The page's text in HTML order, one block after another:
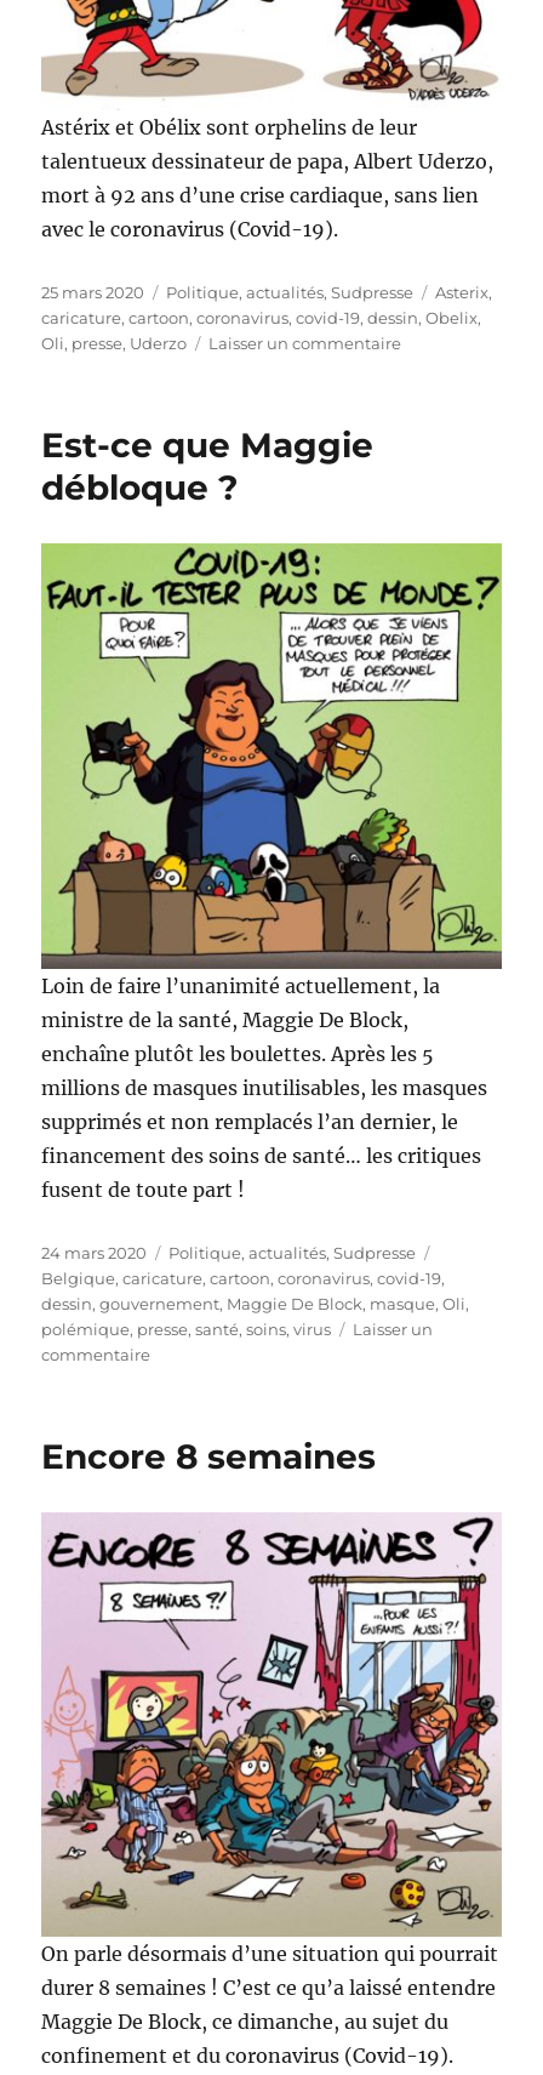
Astérix et Obélix sont orphelins de leur
talentueux dessinateur de papa, Albert Uderzo,
mort à 92 ans d’une crise cardiaque, sans lien
avec le coronavirus (Covid-19).
Publié
le
25 mars 2020 Catégories
Politique, actualités,Sudpresse Étiquettes
Asterix,
caricature,cartoon,coronavirus,covid-19,dessin,Obelix,
Oli, presse, Uderzo Laisser un commentairesur
Est-ce que Maggie
débloque ?
Loin de faire l’unanimité actuellement, la
ministre de la santé, Maggie De Block,
enchaîne plutôt les boulettes. Après les 5
millions de masques inutilisables, les masques
supprimés et non remplacés l’an dernier, le
financement des soins de santé… les critiques
fusent de toute part !
Publié
le
24 mars 2020 Catégories
Politique, actualités,Sudpresse
Belgique,caricature,cartoon,coronavirus,covid-19,
dessin,gouvernement, Maggie De Block, masque,Oli,
polémique, presse,santé,soins,virus
Laisser un
commentairesur
Maggie
Encore 8 semaines
On parle désormais d’une situation qui pourrait
durer 8 semaines ! C’est ce qu’a laissé entendre
Maggie De Block, ce dimanche, au sujet du
confinement et du coronavirus (Covid-19).